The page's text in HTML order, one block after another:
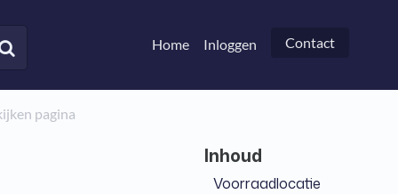
Home Inloggen Contact
pagina
Voorraadlocatie